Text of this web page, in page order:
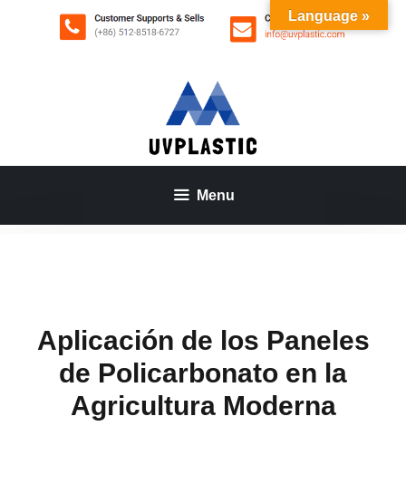
Menu
Aplicación de los Paneles
de Policarbonato en la
Agricultura Moderna
Language »